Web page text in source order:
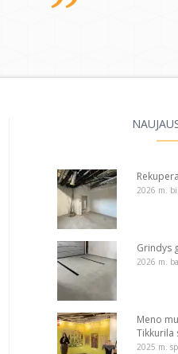
2026 m.
Grindys
2026 m.
Meno
Tikkurila
2025 m.